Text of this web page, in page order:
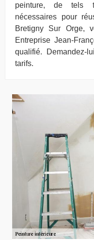
peinture, de tels
nécessaires pour
Bretigny Sur Orge,
Entreprise Jean-
qualifié. Demandez-
tarifs.